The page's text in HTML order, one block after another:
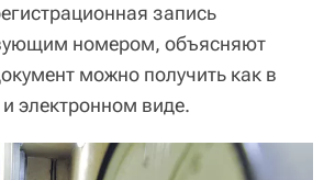
запись
номером, объясняют
можно получить как в
электронном виде.